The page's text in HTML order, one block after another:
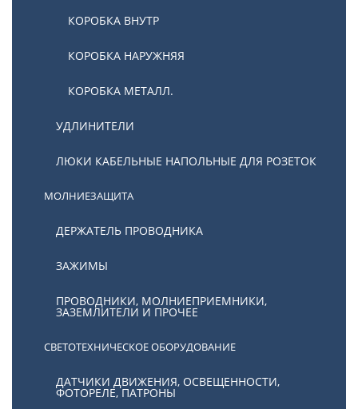
КОРОБКА ВНУТР
КОРОБКА НАРУЖНЯЯ
КОРОБКА МЕТАЛЛ.
УДЛИНИТЕЛИ
ЛЮКИ КАБЕЛЬНЫЕ НАПОЛЬНЫЕ ДЛЯ РОЗЕТОК
МОЛНИЕЗАЩИТА
ДЕРЖАТЕЛЬ ПРОВОДНИКА
ЗАЖИМЫ
ПРОВОДНИКИ, МОЛНИЕПРИЕМНИКИ,
ЗАЗЕМЛИТЕЛИ И ПРОЧЕЕ
СВЕТОТЕХНИЧЕСКОЕ ОБОРУДОВАНИЕ
ДАТЧИКИ ДВИЖЕНИЯ, ОСВЕЩЕННОСТИ,
ФОТОРЕЛЕ, ПАТРОНЫ